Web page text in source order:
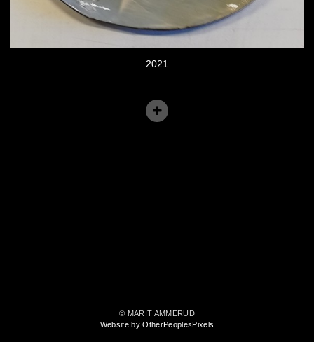
2021
© MARIT AMMERUD
Website by OtherPeoplesPixels